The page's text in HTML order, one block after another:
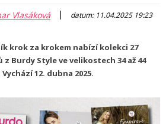
Vlasáková | datum: 11.04.2025 19:23
krok za krokem nabízí kolekci 27
Burdy Style ve velikostech 34 až 44
12. dubna 2025.